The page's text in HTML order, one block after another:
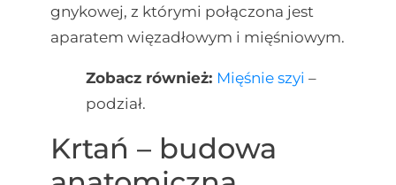
gnykowej, z którymi połączona jest
aparatem więzadłowym i mięśniowym.
Zobacz również: Mięśnie szyi –
podział.
Krtań – budowa